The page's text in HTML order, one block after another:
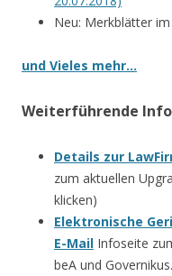
Neu: Merkblätter
und Vieles mehr…
Weiterführende
Details zur
zum aktuellen
klicken)
Elektronische
E-Mail Infoseite
beA und Governikus.